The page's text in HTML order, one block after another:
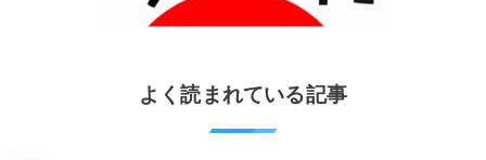
よく読まれている記事